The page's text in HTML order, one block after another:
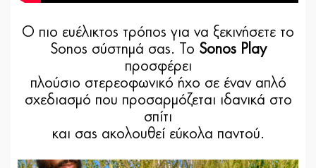
Ο πιο ευέλικτος τρόπος για να ξεκινήσετε το
Sonos σύστημά σας. Το Sonos Play
προσφέρει
πλούσιο στερεοφωνικό ήχο σε έναν απλό
σχεδιασμό που προσαρμόζεται ιδανικά στο
σπίτι
και σας ακολουθεί εύκολα παντού.